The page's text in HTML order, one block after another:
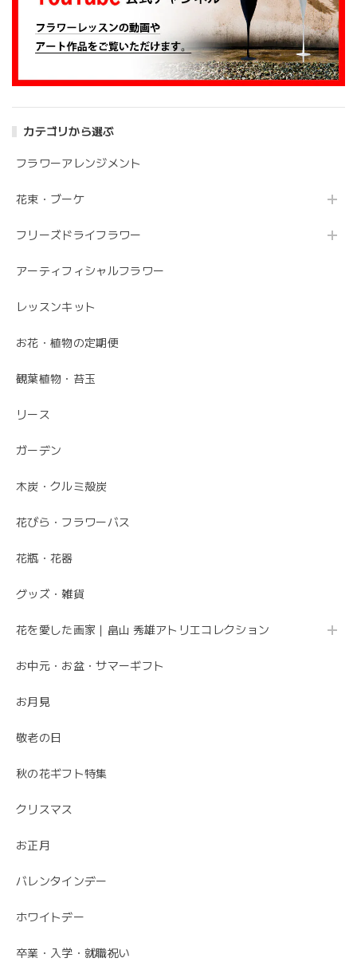
カテゴリから選ぶ
フラワーアレンジメント
花束・ブーケ
フリーズドライフラワー
アーティフィシャルフラワー
レッスンキット
お花・植物の定期便
観葉植物・苔玉
リース
ガーデン
木炭・クルミ殻炭
花びら・フラワーバス
花瓶・花器
グッズ・雑貨
花を愛した画家｜畠山 秀雄アトリエコレクション
お中元・お盆・サマーギフト
お月見
敬老の日
秋の花ギフト特集
クリスマス
お正月
バレンタインデー
ホワイトデー
卒業・入学・就職祝い
アンティークブーケ（カビン付き）
丁寧に梱包されていて、 配送の問題は特にありませんでし
ます。 今後も利用したい信頼のおける花屋さんです。
うれしいお返事ありがとうございました。 スタ
お花をお作りさせて頂きますので よろしくお願
お願いします。 岩岡
の為にこれからも喜ばれるお花を お届けさせて
2020/05/11
先方さんがお洒落なお花だと喜んでくれました。 ありがと